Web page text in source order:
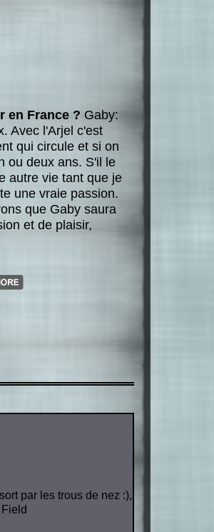
en France ? Gaby:
Avec l'Arjel c'est
qui circule et si on
ou deux ans. S'il le
autre vie tant que je
une vraie passion.
que Gaby saura
et de plaisir,
par les trous de nez :),